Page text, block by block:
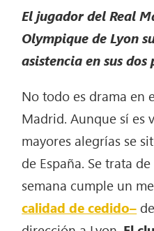
El jugador del Real
Olympique de Lyon
asistencia en sus
No todo es drama en
Madrid. Aunque sí es
mayores alegrías se
de España. Se trata
semana cumple un
calidad de cedido–